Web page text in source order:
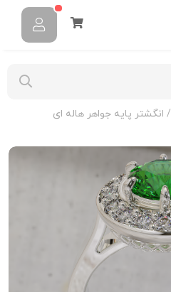
/ انگشتر پایه جواهر هاله ای